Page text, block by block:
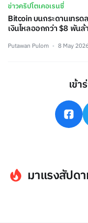
ข่าวคริปโตเคอเรนซี่
Bitcoin บนกระดานเทร
เงินไหลออกกว่า $8 พันล้
Putawan Pulom 8 May
เข้า
มาแรงสัปด